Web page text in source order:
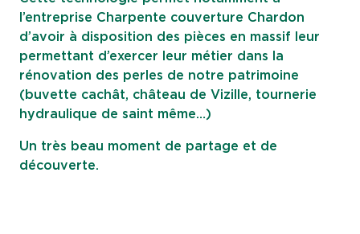
l’entreprise Charpente couverture Chardon
d’avoir à disposition des pièces en massif leur
permettant d’exercer leur métier dans la
rénovation des perles de notre patrimoine
(buvette cachât, château de Vizille, tournerie
hydraulique de saint même…)
Un très beau moment de partage et de
découverte.